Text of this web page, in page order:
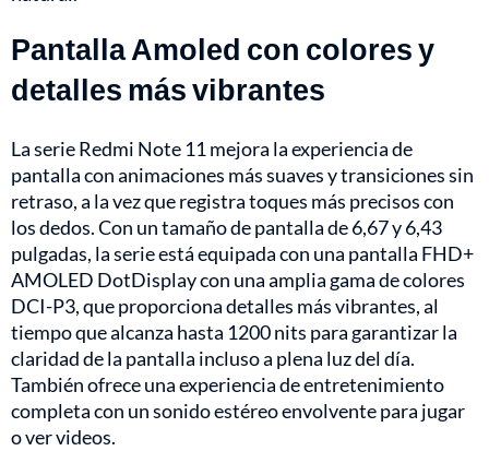
Pantalla Amoled con colores y
detalles más vibrantes
La serie Redmi Note 11 mejora la experiencia de
pantalla con animaciones más suaves y transiciones sin
retraso, a la vez que registra toques más precisos con
los dedos. Con un tamaño de pantalla de 6,67 y 6,43
pulgadas, la serie está equipada con una pantalla FHD+
AMOLED DotDisplay con una amplia gama de colores
DCI-P3, que proporciona detalles más vibrantes, al
tiempo que alcanza hasta 1200 nits para garantizar la
claridad de la pantalla incluso a plena luz del día.
También ofrece una experiencia de entretenimiento
completa con un sonido estéreo envolvente para jugar
o ver videos.